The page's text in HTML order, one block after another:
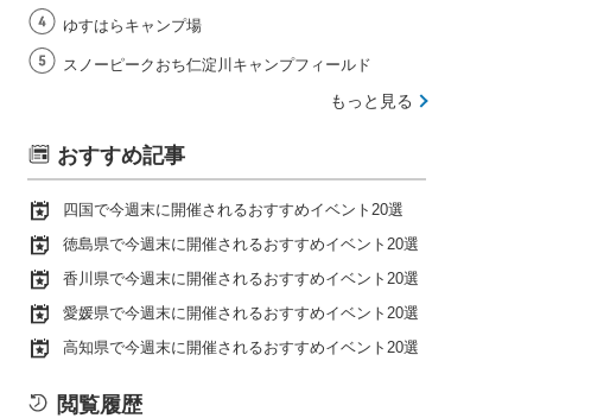
ゆすはらキャンプ場
スノーピークおち仁淀川キャンプフィールド
もっと見る
おすすめ記事
四国で今週末に開催されるおすすめイベント20選
徳島県で今週末に開催されるおすすめイベント20選
香川県で今週末に開催されるおすすめイベント20選
愛媛県で今週末に開催されるおすすめイベント20選
高知県で今週末に開催されるおすすめイベント20選
閲覧履歴